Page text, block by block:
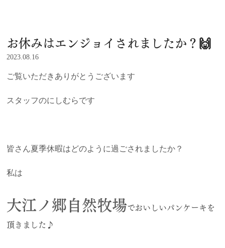
お休みはエンジョイされましたか？🙌
2023.08.16
ご覧いただきありがとうございます
スタッフのにしむらです
皆さん夏季休暇はどのように過ごされましたか？
私は
大江ノ郷自然牧場でおいしいパンケーキを
頂きました♪